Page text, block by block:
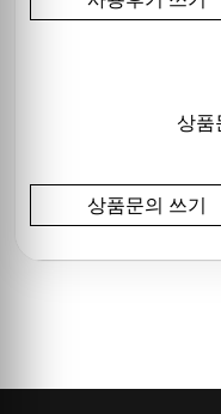
상품
상품문의 쓰기